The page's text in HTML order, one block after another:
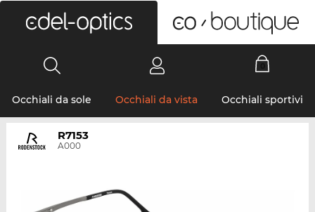
Occhiali da sole Occhiali da vista Occhiali sportivi
R7153
A000